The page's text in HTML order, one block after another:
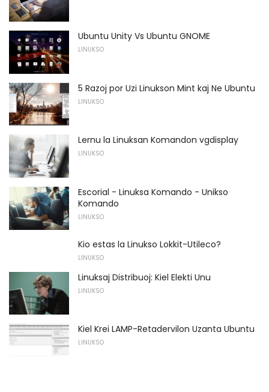
Ubuntu Unity Vs Ubuntu GNOME
LINUKSO
5 Razoj por Uzi Linukson Mint kaj Ne Ubuntu
LINUKSO
Lernu la Linuksan Komandon vgdisplay
LINUKSO
Escorial - Linuksa Komando - Unikso
Komando
LINUKSO
Kio estas la Linukso Lokkit-Utileco?
LINUKSO
Linuksaj Distribuoj: Kiel Elekti Unu
LINUKSO
Kiel Krei LAMP-Retadervilon Uzanta Ubuntu
LINUKSO